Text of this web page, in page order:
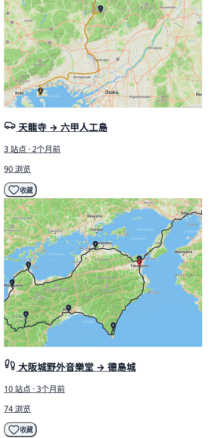
天龍寺 → 六甲人工島
3 站点 · 2个月前
90 浏览
收藏
大阪城野外音樂堂 → 德島城
10 站点 · 3个月前
74 浏览
收藏